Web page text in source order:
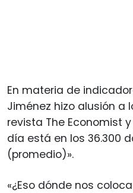
En materia de
Jiménez hizo alusión a
revista The Economist
día está en los 36.300
(promedio)».
«¿Eso dónde nos